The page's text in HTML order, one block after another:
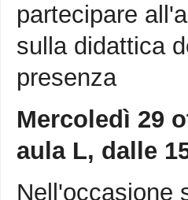
partecipare
sulla didattica
presenza
Mercoledì 29
aula L, dalle
Nell'occasione